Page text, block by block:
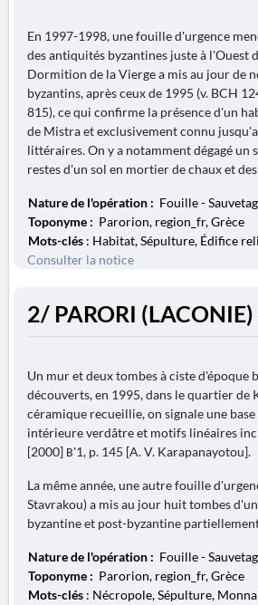
En 1997-1998, une fouille d'urgence
des antiquités byzantines juste à l'Ouest
Dormition de la Vierge a mis au jour de
byzantins, après ceux de 1995 (v. BCH
815), ce qui confirme la présence d'un
de Mistra et exclusivement connu
littéraires. On y a notamment dégagé un
restes d'un sol en mortier de chaux et
Nature de l'opération : Fouille -
Toponyme : Parorion, region_fr, Grèce
Mots-clés : Habitat, Sépulture, Édifice
Consulter la notice
2/ PARORI
Un mur et deux tombes à ciste d'époque
découverts, en 1995, dans le quartier de
céramique recueillie, on signale une
intérieure verdâtre et motifs linéaires
[2000] Β'1, p. 145 [A. V. Karapanayotou].
La même année, une autre fouille
Stavrakou) a mis au jour huit tombes
byzantine et post-byzantine
Nature de l'opération : Fouille -
Toponyme : Parorion, region_fr, Grèce
Mots-clés : Nécropole, Sépulture,